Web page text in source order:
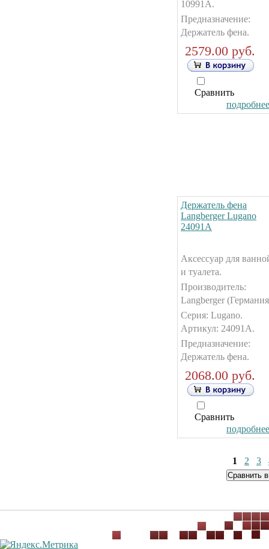
10991А.
Предназначение:
Держатель фена.
2579.00 руб.
Сравнить
Держатель фена
Langberger Lugano
24091А
Аксессуар для
и туалета.
Производитель:
Langberger
Серия: Lugano.
Артикул: 24091А.
Предназначение:
Держатель фена.
2068.00 руб.
Сравнить
1 2 3